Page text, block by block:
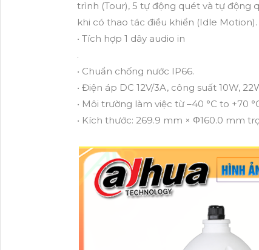
trình (Tour), 5 tự động quét và tự động
khi có thao tác điều khiển (Idle Motion).
• Tích hợp 1 dây audio in
.
• Chuẩn chống nước IP66.
• Điện áp DC 12V/3A, công suất 10W,
• Môi trường làm việc từ –40 °C to +70
• Kích thước: 269.9 mm × Φ160.0 mm